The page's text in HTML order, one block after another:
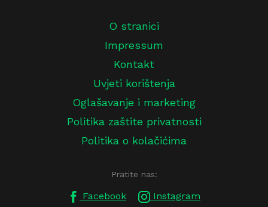
O stranici
Impressum
Kontakt
Uvjeti korištenja
Oglašavanje i marketing
Politika zaštite privatnosti
Politika o kolačićima
Pratite nas:
Facebook Instagram